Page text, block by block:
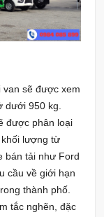
van sẽ được xem
dưới 950 kg.
được phân loại
lượng từ
bán tải như Ford
cầu về giới hạn
thành phố.
tắc nghẽn, đặc